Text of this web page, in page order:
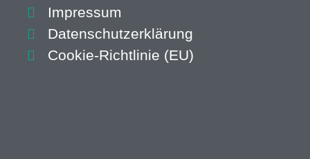
Impressum
Datenschutzerklärung
Cookie-Richtlinie (EU)